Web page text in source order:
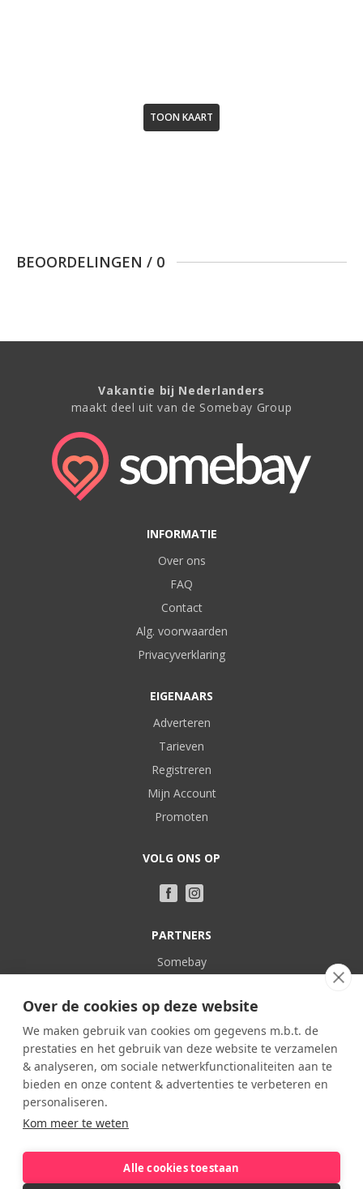
Over de cookies op deze website
We maken gebruik van cookies om gegevens m.b.t. de
prestaties en het gebruik van deze website te verzamelen
& analyseren, om sociale netwerkfunctionaliteiten aan te
bieden en onze content & advertenties te verbeteren en
personaliseren.
Kom meer te weten
Alle cookies toestaan
TOON KAART
BEOORDELINGEN / 0
Vakantie bij Nederlanders
maakt deel uit van de Somebay Group
INFORMATIE
Over ons
FAQ
Contact
Alg. voorwaarden
Privacyverklaring
EIGENAARS
Adverteren
Tarieven
Registreren
Mijn Account
Promoten
VOLG ONS OP
PARTNERS
Somebay
POPULAIR
Familieverblijven
In eigen land